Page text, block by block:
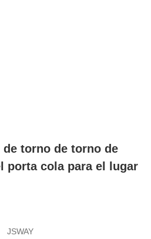
torno de torno de
porta cola para el lugar
JSWAY